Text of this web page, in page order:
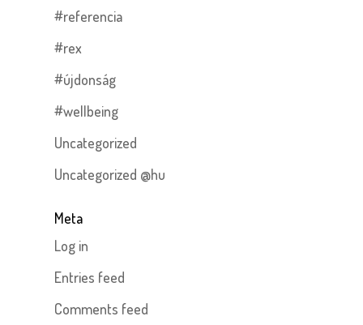
#referencia
#rex
#újdonság
#wellbeing
Uncategorized
Uncategorized @hu
Meta
Log in
Entries feed
Comments feed